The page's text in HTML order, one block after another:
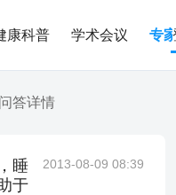
康科普 学术会议 专
问答详情
睡
于
2013-08-09 08:39